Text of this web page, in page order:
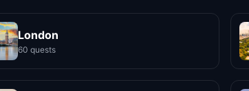
London
60 quests